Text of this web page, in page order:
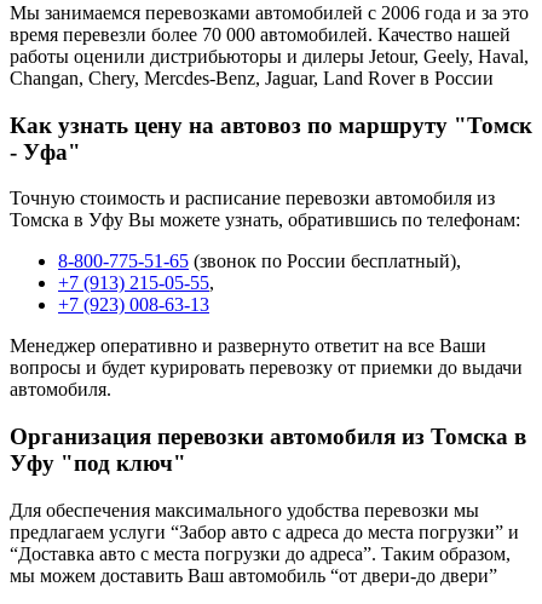
Мы занимаемся перевозками автомобилей с 2006 года и за это
время перевезли более 70 000 автомобилей. Качество нашей
работы оценили дистрибьюторы и дилеры Jetour, Geely, Haval,
Changan, Chery, Mercdes-Benz, Jaguar, Land Rover в России
Как узнать цену на автовоз по маршруту "Томск
- Уфа"
Точную стоимость и расписание перевозки автомобиля из
Томска в Уфу Вы можете узнать, обратившись по телефонам:
8-800-775-51-65 (звонок по России бесплатный),
+7 (913) 215-05-55,
+7 (923) 008-63-13
Менеджер оперативно и развернуто ответит на все Ваши
вопросы и будет курировать перевозку от приемки до выдачи
автомобиля.
Организация перевозки автомобиля из Томска в
Уфу "под ключ"
Для обеспечения максимального удобства перевозки мы
предлагаем услуги “Забор авто с адреса до места погрузки” и
“Доставка авто с места погрузки до адреса”. Таким образом,
мы можем доставить Ваш автомобиль “от двери-до двери”